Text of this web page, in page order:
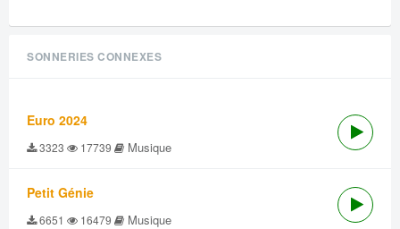
SONNERIES CONNEXES
Euro 2024
3323 17739 Musique
Petit Génie
6651 16479 Musique